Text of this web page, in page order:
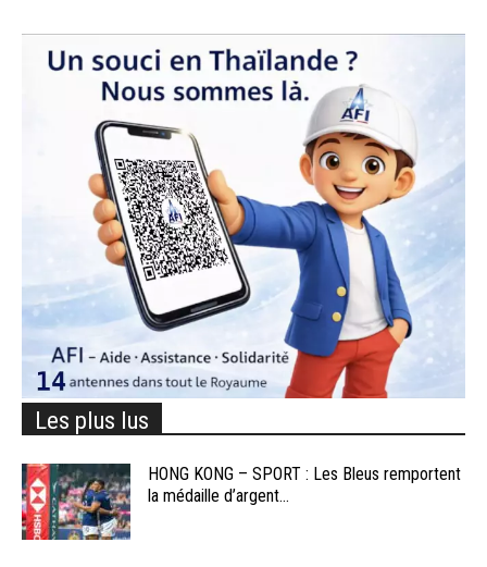
Les plus lus
HONG KONG – SPORT : Les Bleus remportent
la médaille d’argent...